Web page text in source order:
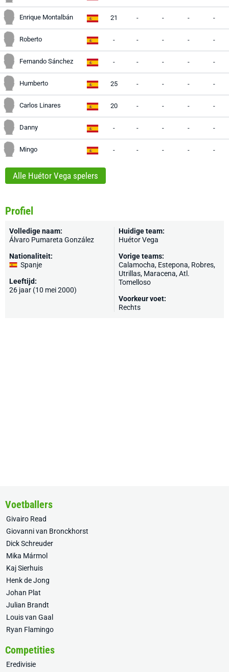
Enrique Montalbán 21 - - - -
Roberto - - - - -
Fernando Sánchez - - - - -
Humberto 25 - - - -
Carlos Linares 20 - - - -
Danny - - - - -
Mingo - - - - -
Alle Huétor Vega spelers
Profiel
Volledige naam:
Álvaro Pumareta González
Nationaliteit:
Spanje
Leeftijd:
26 jaar (10 mei 2000)
Huidige team:
Huétor Vega
Vorige teams:
Calamocha, Estepona, Robres,
Utrillas, Maracena, Atl.
Tomelloso
Voorkeur voet:
Rechts
Voetballers
Givairo Read
Giovanni van Bronckhorst
Dick Schreuder
Mika Mármol
Kaj Sierhuis
Henk de Jong
Johan Plat
Julian Brandt
Louis van Gaal
Ryan Flamingo
Competities
Eredivisie